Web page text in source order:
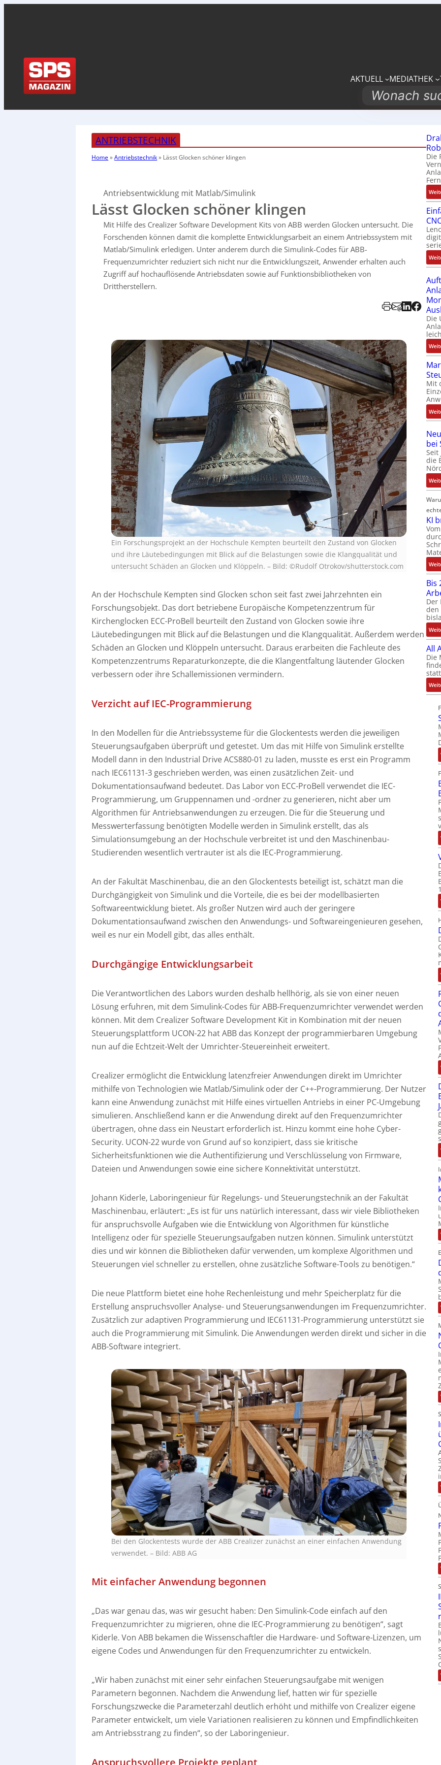
AKTUELL MEDIATHEK
Search
ANTRIEBSTECHNIK
Home»Antriebstechnik» Lässt Glockenschöner klingen
Antriebsentwicklung mit Matlab/Simulink
Lässt Glocken schöner klingen
Mit Hilfe des Crealizer Software Development Kits von ABB werden Glocken untersucht. Die
Forschenden können damit die komplette Entwicklungsarbeit an einem Antriebssystem mit
Matlab/Simulink erledigen. Unter anderem durch die Simulink-Codes für ABB-
Frequenzumrichter reduziert sich nicht nur die Entwicklungszeit, Anwender erhalten auch
Zugriff auf hochauflösende Antriebsdaten sowie auf Funktionsbibliotheken von
Drittherstellern.
Ein Forschungsprojekt an der Hochschule Kempten beurteilt den Zustand von Glocken
und ihre Läutebedingungen mit Blick auf die Belastungen sowie die Klangqualität und
untersucht Schäden an Glocken und Klöppeln. – Bild: ©Rudolf Otrokov/shutterstock.com
An der Hochschule Kempten sind Glocken schon seit fast zwei Jahrzehnten ein
Forschungsobjekt. Das dort betriebene Europäische Kompetenzzentrum für
Kirchenglocken ECC-ProBell beurteilt den Zustand von Glocken sowie ihre
Läutebedingungen mit Blick auf die Belastungen und die Klangqualität. Außerdem werden
Schäden an Glocken und Klöppeln untersucht. Daraus erarbeiten die Fachleute des
Kompetenzzentrums Reparaturkonzepte, die die Klangentfaltung läutender Glocken
verbessern oder ihre Schallemissionen vermindern.
Verzicht auf IEC-Programmierung
In den Modellen für die Antriebssysteme für die Glockentests werden die jeweiligen
Steuerungsaufgaben überprüft und getestet. Um das mit Hilfe von Simulink erstellte
Modell dann in den Industrial Drive ACS880-01 zu laden, musste es erst ein Programm
nach IEC61131-3 geschrieben werden, was einen zusätzlichen Zeit- und
Dokumentationsaufwand bedeutet. Das Labor von ECC-ProBell verwendet die IEC-
Programmierung, um Gruppennamen und -ordner zu generieren, nicht aber um
Algorithmen für Antriebsanwendungen zu erzeugen. Die für die Steuerung und
Messwerterfassung benötigten Modelle werden in Simulink erstellt, das als
Simulationsumgebung an der Hochschule verbreitet ist und den Maschinenbau-
Studierenden wesentlich vertrauter ist als die IEC-Programmierung.
An der Fakultät Maschinenbau, die an den Glockentests beteiligt ist, schätzt man die
Durchgängigkeit von Simulink und die Vorteile, die es bei der modellbasierten
Softwareentwicklung bietet. Als großer Nutzen wird auch der geringere
Dokumentationsaufwand zwischen den Anwendungs- und Softwareingenieuren gesehen,
weil es nur ein Modell gibt, das alles enthält.
Durchgängige Entwicklungsarbeit
Die Verantwortlichen des Labors wurden deshalb hellhörig, als sie von einer neuen
Lösung erfuhren, mit dem Simulink-Codes für ABB-Frequenzumrichter verwendet werden
können. Mit dem Crealizer Software Development Kit in Kombination mit der neuen
Steuerungsplattform UCON-22 hat ABB das Konzept der programmierbaren Umgebung
nun auf die Echtzeit-Welt der Umrichter-Steuereinheit erweitert.
Crealizer ermöglicht die Entwicklung latenzfreier Anwendungen direkt im Umrichter
mithilfe von Technologien wie Matlab/Simulink oder der C++-Programmierung. Der Nutzer
kann eine Anwendung zunächst mit Hilfe eines virtuellen Antriebs in einer PC-Umgebung
simulieren. Anschließend kann er die Anwendung direkt auf den Frequenzumrichter
übertragen, ohne dass ein Neustart erforderlich ist. Hinzu kommt eine hohe Cyber-
Security. UCON-22 wurde von Grund auf so konzipiert, dass sie kritische
Sicherheitsfunktionen wie die Authentifizierung und Verschlüsselung von Firmware,
Dateien und Anwendungen sowie eine sichere Konnektivität unterstützt.
Johann Kiderle, Laboringenieur für Regelungs- und Steuerungstechnik an der Fakultät
Maschinenbau, erläutert: „Es ist für uns natürlich interessant, dass wir viele Bibliotheken
für anspruchsvolle Aufgaben wie die Entwicklung von Algorithmen für künstliche
Intelligenz oder für spezielle Steuerungsaufgaben nutzen können. Simulink unterstützt
dies und wir können die Bibliotheken dafür verwenden, um komplexe Algorithmen und
Steuerungen viel schneller zu erstellen, ohne zusätzliche Software-Tools zu benötigen.“
Die neue Plattform bietet eine hohe Rechenleistung und mehr Speicherplatz für die
Erstellung anspruchsvoller Analyse- und Steuerungsanwendungen im Frequenzumrichter.
Zusätzlich zur adaptiven Programmierung und IEC61131-Programmierung unterstützt sie
auch die Programmierung mit Simulink. Die Anwendungen werden direkt und sicher in die
ABB-Software integriert.
Bei den Glockentests wurde der ABB Crealizer zunächst an einer einfachen Anwendung
verwendet. – Bild: ABB AG
Mit einfacher Anwendung begonnen
„Das war genau das, was wir gesucht haben: Den Simulink-Code einfach auf den
Frequenzumrichter zu migrieren, ohne die IEC-Programmierung zu benötigen“, sagt
Kiderle. Von ABB bekamen die Wissenschaftler die Hardware- und Software-Lizenzen, um
eigene Codes und Anwendungen für den Frequenzumrichter zu entwickeln.
„Wir haben zunächst mit einer sehr einfachen Steuerungsaufgabe mit wenigen
Parametern begonnen. Nachdem die Anwendung lief, hatten wir für spezielle
Forschungszwecke die Parameterzahl deutlich erhöht und mithilfe von Crealizer eigene
Parameter entwickelt, um viele Variationen realisieren zu können und Empfindlichkeiten
am Antriebsstrang zu finden“, so der Laboringenieur.
Anspruchsvollere Projekte geplant
Die
Die
Mit
bei
Seit
die
KI
Bis
Der
den
All
Die